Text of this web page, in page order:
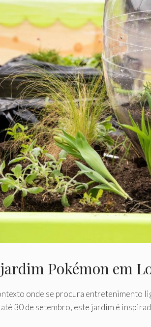
Pokémon em
onde se procura entretenimento
30 de setembro, este jardim é